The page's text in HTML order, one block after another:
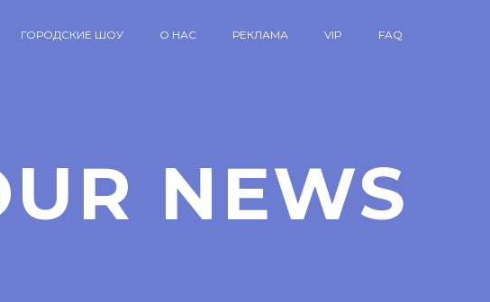
ГОРОДСКИЕ ШОУ О НАС РЕКЛАМА VIP FAQ
NEWS